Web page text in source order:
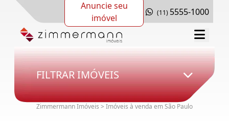
Anuncie seu
imóvel
(11) 5555-1000
FILTRAR IMÓVEIS
Zimmermann Imóveis > Imóveis à venda em São Paulo